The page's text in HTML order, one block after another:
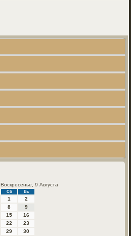
9 Августа
Сб Вс
1
2
8
9
15
16
22
23
29 30